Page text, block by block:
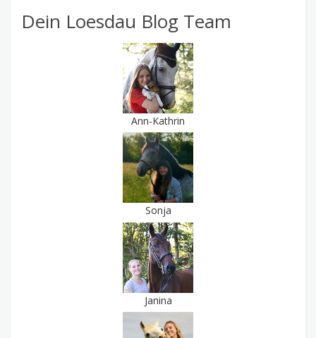
Dein Loesdau Blog Team
Ann-Kathrin
Sonja
Janina